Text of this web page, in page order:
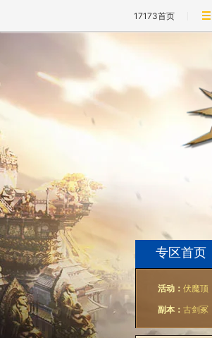
17173首页
专区首页
活动： 伏魔顶
副本： 古剑冢